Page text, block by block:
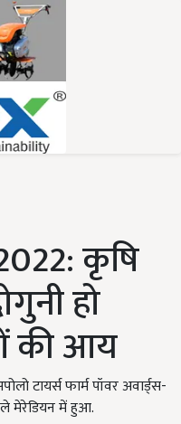
कृषि
हो
की आय
टायर्स फार्म पॉवर अवार्ड्स-
मेरेडियन में हुआ.